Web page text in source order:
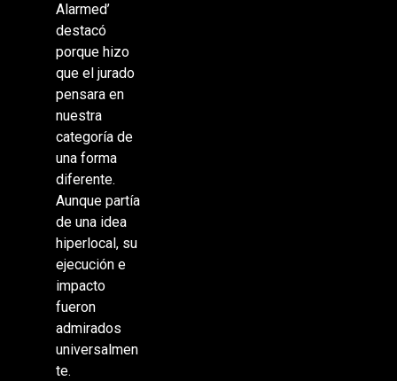
Alarmed’
destacó
porque hizo
que el jurado
pensara en
nuestra
categoría de
una forma
diferente.
Aunque partía
de una idea
hiperlocal, su
ejecución e
impacto
fueron
admirados
universalmen
te.